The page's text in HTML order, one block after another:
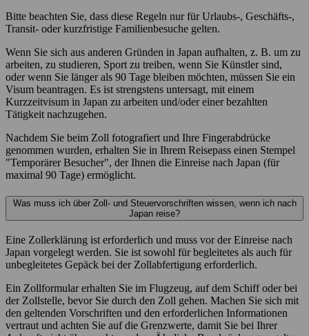
Bitte beachten Sie, dass diese Regeln nur für Urlaubs-, Geschäfts-,
Transit- oder kurzfristige Familienbesuche gelten.
Wenn Sie sich aus anderen Gründen in Japan aufhalten, z. B. um zu
arbeiten, zu studieren, Sport zu treiben, wenn Sie Künstler sind,
oder wenn Sie länger als 90 Tage bleiben möchten, müssen Sie ein
Visum beantragen. Es ist strengstens untersagt, mit einem
Kurzzeitvisum in Japan zu arbeiten und/oder einer bezahlten
Tätigkeit nachzugehen.
Nachdem Sie beim Zoll fotografiert und Ihre Fingerabdrücke
genommen wurden, erhalten Sie in Ihrem Reisepass einen Stempel
"Temporärer Besucher", der Ihnen die Einreise nach Japan (für
maximal 90 Tage) ermöglicht.
Was muss ich über Zoll- und Steuervorschriften wissen, wenn ich nach
Japan reise?
Eine Zollerklärung ist erforderlich und muss vor der Einreise nach
Japan vorgelegt werden. Sie ist sowohl für begleitetes als auch für
unbegleitetes Gepäck bei der Zollabfertigung erforderlich.
Ein Zollformular erhalten Sie im Flugzeug, auf dem Schiff oder bei
der Zollstelle, bevor Sie durch den Zoll gehen. Machen Sie sich mit
den geltenden Vorschriften und den erforderlichen Informationen
vertraut und achten Sie auf die Grenzwerte, damit Sie bei Ihrer